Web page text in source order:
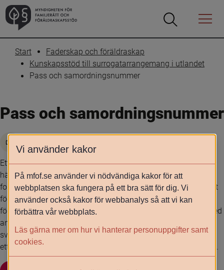
Öppna
Öppna
Menyn
Start
Faderskap och föräldraskap
Kunskapsstöd till surrogatarrangemang i utlandet
Pass och samordningsnummer
Pass och samordningsnummer
Ett barn som föds i Sverige av en mamma som är folkbokförd
här, eller en pappa som är folkbokförd och vårdnadshavare,
folkbokförs och får ett personnummer vid födelsen. Om barnet
föds utomlands folkbokförs barnet normalt inte i Sverige vid
födelsen och får då heller inget personnummer. I samband med
ansökan om svenskt pass för barnet begär i ett sådant fall
svensk ambassad eller generalkonsulat i stället tilldelning av
ett samordningsnummer för barnet för att kunna utfärda pass.
Vi använder kakor
På mfof.se använder vi nödvändiga kakor för att
webbplatsen ska fungera på ett bra sätt för dig. Vi
använder också kakor för webbanalys så att vi kan
förbättra vår webbplats.
Läs gärna mer om hur vi hanterar personuppgifter samt
cookies.